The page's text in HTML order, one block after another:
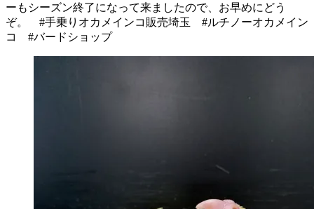
ーもシーズン終了になって来ましたので、お早めにどう
ぞ。 #手乗りオカメインコ販売埼玉 #ルチノーオカメイン
コ #バードショップ